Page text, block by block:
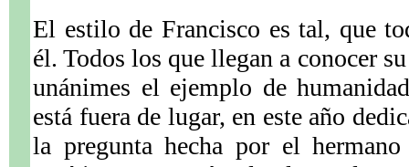
El estilo de Francisco es tal, que
él. Todos los que llegan a conocer
unánimes el ejemplo de
está fuera de lugar, en este año
la pregunta hecha por el